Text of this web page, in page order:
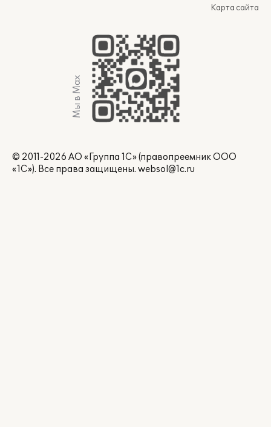
Карта сайта
Мы в Max
© 2011-2026 АО «Группа 1С» (правопреемник ООО
«1С»). Все права защищены. websol@1c.ru